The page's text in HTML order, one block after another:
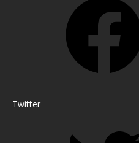
Twitter